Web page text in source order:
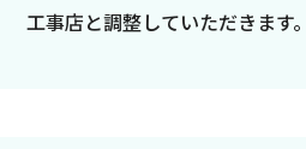
工事店と調整していただきます。